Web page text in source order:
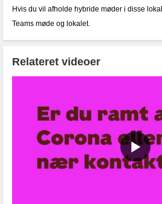
Hvis du vil afholde hybride møder i disse
Teams møde og lokalet.
Relateret videoer